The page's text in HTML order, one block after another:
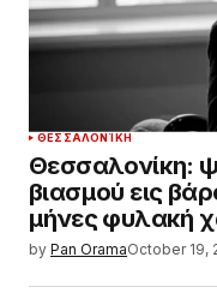
ΘΕΣΣΑΛΟΝΊΚΗ
Θεσσαλονίκη:
βιασμού εις
μήνες φυλακή
by Pan OramaOctober 19,